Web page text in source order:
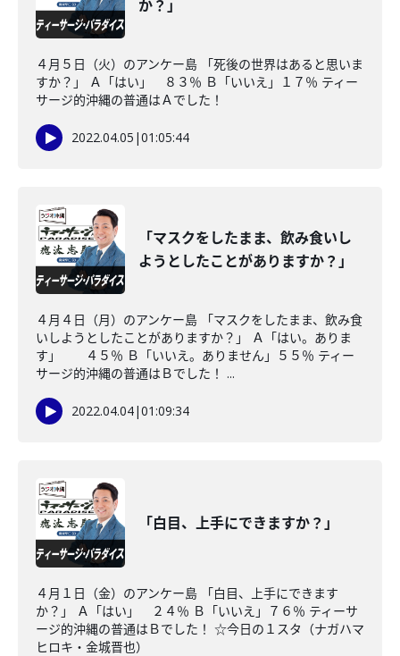
か？」
４月５日（火）のアンケー島 「死後の世界はあると思いま
すか？」 Ａ「はい」 ８３％ Ｂ「いいえ」１７％ ティー
サージ的沖縄の普通はＡでした！
2022.04.05 |01:05:44
「マスクをしたまま、飲み食いし
ようとしたことがありますか？」
４月４日（月）のアンケー島 「マスクをしたまま、飲み食
いしようとしたことがありますか？」 Ａ「はい。ありま
す」 ４５％ Ｂ「いいえ。ありません」５５％ ティー
サージ的沖縄の普通はＢでした！ ...
2022.04.04|01:09:34
「白目、上手にできますか？」
４月１日（金）のアンケー島 「白目、上手にできます
か？」 Ａ「はい」 ２４％ Ｂ「いいえ」７６％ ティーサ
ージ的沖縄の普通はＢでした！ ☆今日の１スタ（ナガハマ
ヒロキ・金城晋也）